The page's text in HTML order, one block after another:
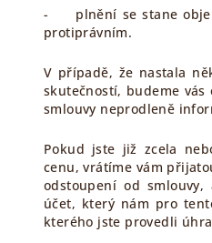
- plnění se stane
protiprávním.
V případě, že nastala
skutečností, budeme
smlouvy neprodleně
Pokud jste již zcela
cenu, vrátíme vám
odstoupení od
účet, který nám pro
kterého jste provedli